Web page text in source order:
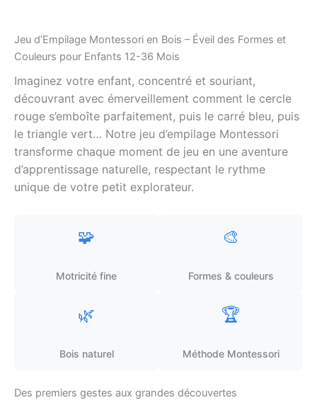
Jeu d’Empilage Montessori en Bois – Éveil des Formes et
Couleurs pour Enfants 12-36 Mois
Imaginez votre enfant, concentré et souriant,
découvrant avec émerveillement comment le cercle
rouge s’emboîte parfaitement, puis le carré bleu, puis
le triangle vert… Notre jeu d’empilage Montessori
transforme chaque moment de jeu en une aventure
d’apprentissage naturelle, respectant le rythme
unique de votre petit explorateur.
🧩
Motricité fine
🎨
Formes & couleurs
🌿
Bois naturel
🏆
Méthode Montessori
Des premiers gestes aux grandes découvertes